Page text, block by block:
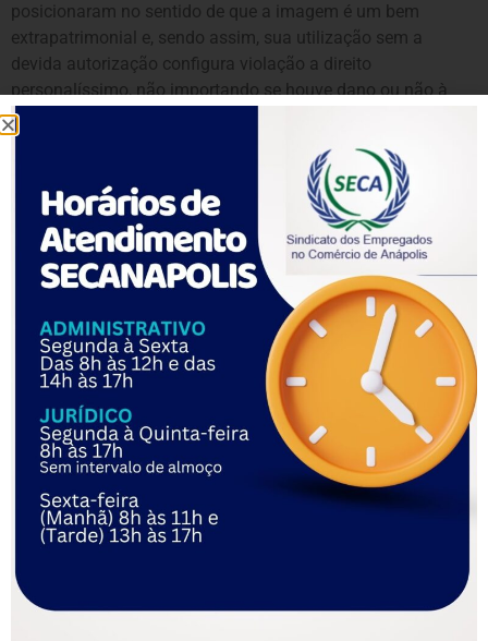
posicionaram no sentido de que a imagem é um bem
extrapatrimonial e, sendo assim, sua utilização sem a
devida autorização configura violação a direito
personalíssimo, não importando se houve dano ou não à
reputação do ofendido.
O ministro entendeu ainda que, para negar a indenização ao
trabalhador, como pedia a empresa, seria necessário o
reexame de fatos e provas, procedimento vedado
pelaSúmula 126do TST. O relator afastou ainda a alegada
divergência jurisprudencial apontada pela empresa, porque
a decisão trazida pela defesa não servia para o confronto de
O ministro José Roberto Freire Pimenta juntou voto
convergente em que citou
precedenteda Subseção 1
Especializada em Dissídios Individuais (SDI-1) do TST no
sentido de que as camisetas promocionais com logotipo de
fornecedores para fins comerciais podem ser utilizadas
somente com o prévio consentimento dos empregados.
Ficou vencido o ministro Caputo Bastos.
Processo: